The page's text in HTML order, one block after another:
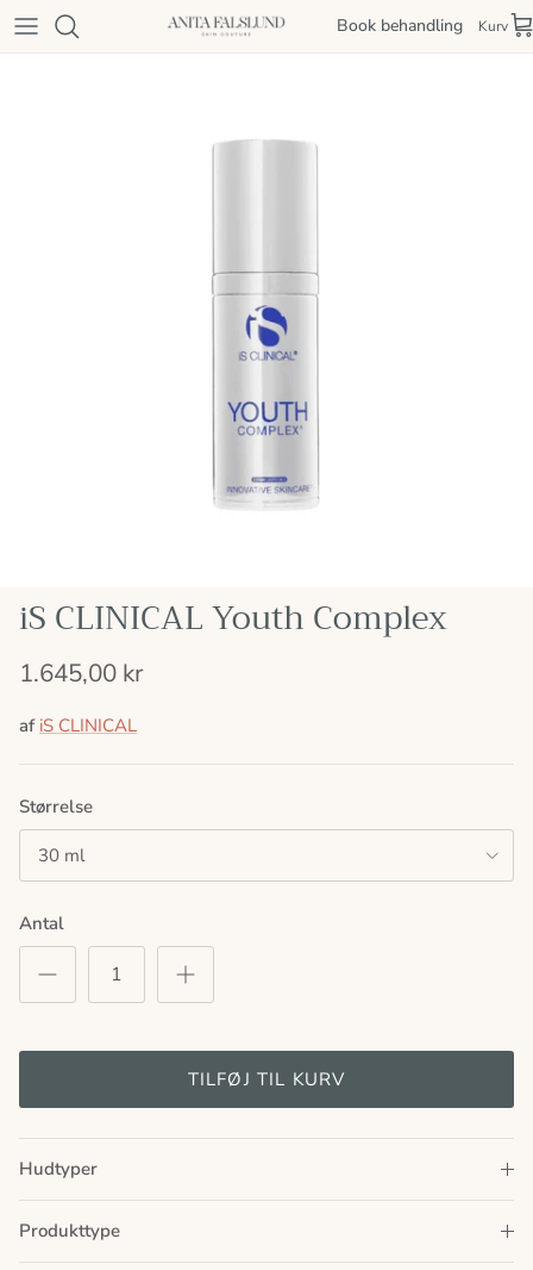
Spring til indhold
Book behandling Kurv
iS CLINICAL Youth Complex
1.645,00 kr
af iS CLINICAL
Størrelse
30 ml
Antal
TILFØJ TIL KURV
Hudtyper
Produkttype